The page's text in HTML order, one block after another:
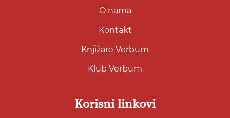
O nama
Kontakt
Knjižare Verbum
Klub Verbum
Korisni linkovi